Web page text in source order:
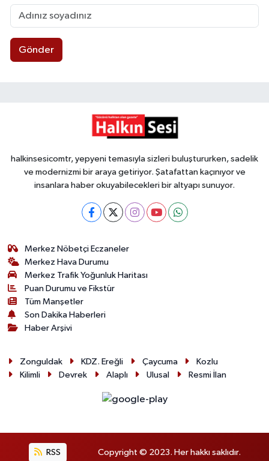
Gönder
halkinsesicomtr, yepyeni temasıyla sizleri buluştururken, sadelik
ve modernizmi bir araya getiriyor. Şatafattan kaçınıyor ve
insanlara haber okuyabilecekleri bir altyapı sunuyor.
Merkez Nöbetçi Eczaneler
Merkez Hava Durumu
Merkez Trafik Yoğunluk Haritası
Puan Durumu ve Fikstür
Tüm Manşetler
Son Dakika Haberleri
Haber Arşivi
Zonguldak KDZ. Ereğli Çaycuma
Kozlu
Kilimli
Devrek Alaplı Ulusal Resmi İlan
RSS Copyright © 2023. Her hakkı saklıdır.